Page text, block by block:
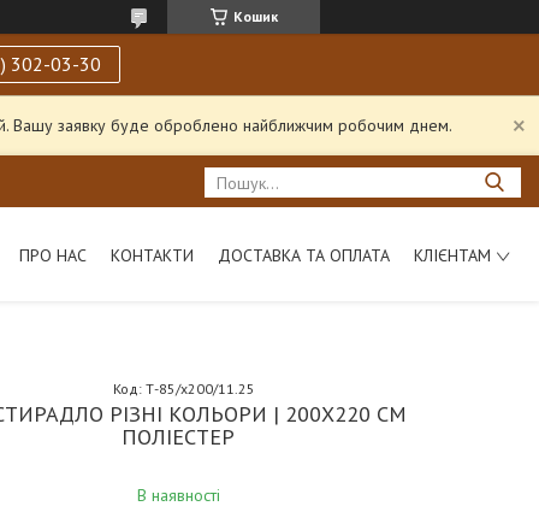
Кошик
302-03-30
Вашу заявку буде оброблено найближчим робочим днем.
ПРО НАС КОНТАКТИ ДОСТАВКА ТА ОПЛАТА КЛІЄНТАМ
РІЗНІ КОЛЬОРИ | 200Х220 СМ
ПОЛІЕСТЕР
В наявності
Код:Т-85/x200/11.25